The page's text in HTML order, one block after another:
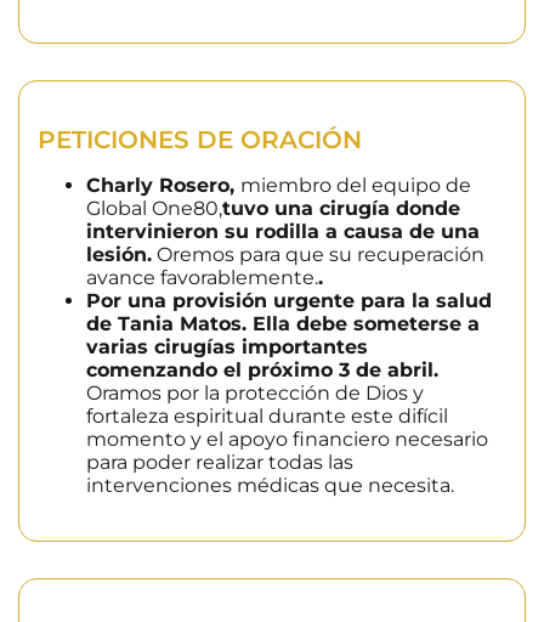
PETICIONES DE ORACIÓN
Charly Rosero, miembro del equipo de
Global One80,tuvo una cirugía donde
intervinieron su rodilla a causa de una
lesión. Oremos para que su recuperación
avance favorablemente..
Por una provisión urgente para la salud
de Tania Matos. Ella debe someterse a
varias cirugías importantes
comenzando el próximo 3 de abril.
Oramos por la protección de Dios y
fortaleza espiritual durante este difícil
momento y el apoyo financiero necesario
para poder realizar todas las
intervenciones médicas que necesita.